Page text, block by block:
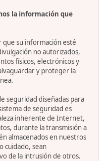
la información que
su información esté
no autorizados,
físicos, electrónicos y
y proteger la
seguridad diseñadas para
de seguridad es
inherente de Internet,
durante la transmisión a
almacenados en nuestros
cuidado, sean
de la intrusión de otros.